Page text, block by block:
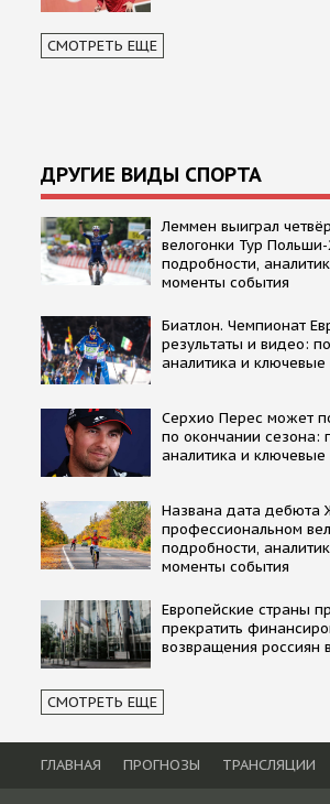
СМОТРЕТЬ ЕЩЕ
ДРУГИЕ ВИДЫ СПОРТА
Леммен выиграл
велогонки Тур
подробности,
моменты события
Биатлон. Чемпионат
результаты и видео:
аналитика и
Серхио Перес может
по окончании сезона:
аналитика и
Названа дата дебюта
профессиональном
подробности,
моменты события
Европейские страны
прекратить
возвращения россиян
СМОТРЕТЬ ЕЩЕ
ГЛАВНАЯ ПРОГНОЗЫ ТРАНСЛЯЦИИ